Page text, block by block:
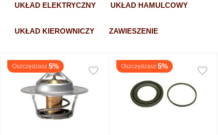
UKŁAD ELEKTRYCZNY UKŁAD HAMULCOWY
UKŁAD KIEROWNICZY ZAWIESZENIE
Oszczędzasz 5% Oszczędzasz 5%